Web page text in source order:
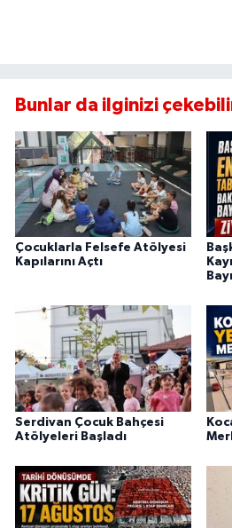
Bunlar da ilginizi
Çocuklarla Felsefe Atölyesi
Kapılarını Açtı
Serdivan Çocuk Bahçesi
Atölyeleri Başladı